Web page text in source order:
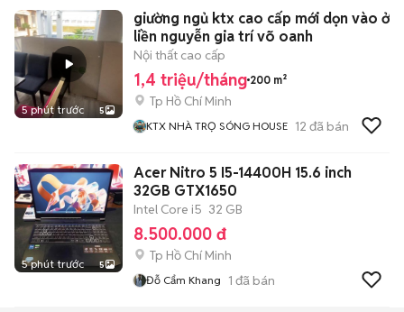
5 phút trước 5
giường ngủ ktx cao cấp mới dọn vào ở
liền nguyễn gia trí võ oanh
Nội thất cao cấp
1,4 triệu/tháng 200 m²
Tp Hồ Chí Minh
KTX NHÀ TRỌ SÓNG HOUSE 12 đã bán
5 phút trước 5
Acer Nitro 5 I5-14400H 15.6 inch
32GB GTX1650
Intel Core i5 32 GB
8.500.000 đ
Tp Hồ Chí Minh
Đỗ Cẩm Khang 1 đã bán